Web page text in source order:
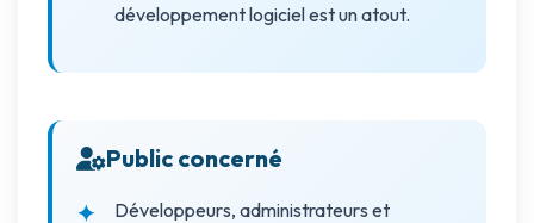
développement logiciel est un atout.
Public concerné
Développeurs, administrateurs et